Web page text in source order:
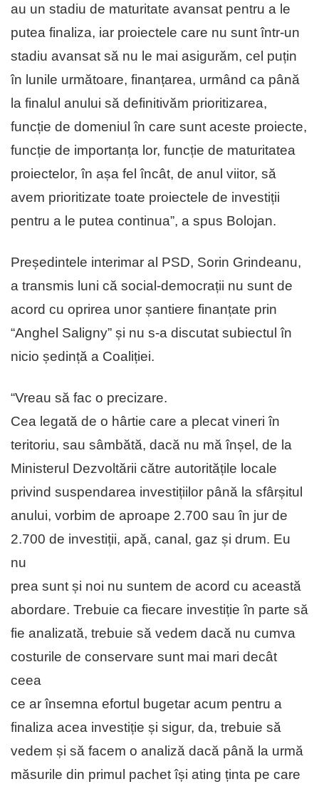
au un stadiu de maturitate avansat pentru a le
putea finaliza, iar proiectele care nu sunt într-un
stadiu avansat să nu le mai asigurăm, cel puțin
în lunile următoare, finanțarea, urmând ca până
la finalul anului să definitivăm prioritizarea,
funcție de domeniul în care sunt aceste proiecte,
funcție de importanța lor, funcție de maturitatea
proiectelor, în așa fel încât, de anul viitor, să
avem prioritizate toate proiectele de investiții
pentru a le putea continua”, a spus Bolojan.
Președintele interimar al PSD, Sorin Grindeanu,
a transmis luni că social-democrații nu sunt de
acord cu oprirea unor șantiere finanțate prin
“Anghel Saligny” și nu s-a discutat subiectul în
nicio ședință a Coaliției.
“Vreau să fac o precizare.
Cea legată de o hârtie care a plecat vineri în
teritoriu, sau sâmbătă, dacă nu mă înșel, de la
Ministerul Dezvoltării către autoritățile locale
privind suspendarea investițiilor până la sfârșitul
anului, vorbim de aproape 2.700 sau în jur de
2.700 de investiții, apă, canal, gaz și drum. Eu
nu
prea sunt și noi nu suntem de acord cu această
abordare. Trebuie ca fiecare investiție în parte să
fie analizată, trebuie să vedem dacă nu cumva
costurile de conservare sunt mai mari decât
ceea
ce ar însemna efortul bugetar acum pentru a
finaliza acea investiție și sigur, da, trebuie să
vedem și să facem o analiză dacă până la urmă
măsurile din primul pachet își ating ținta pe care